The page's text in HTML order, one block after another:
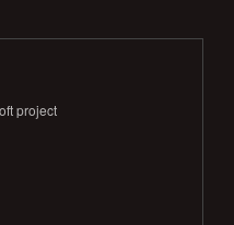
project